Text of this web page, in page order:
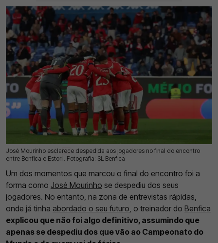
José Mourinho esclarece despedida aos jogadores no final do encontro
entre Benfica e Estoril. Fotografia: SL Benfica
17 Mai 2026 | 12:46 | 0
Um dos momentos que marcou o final do encontro foi a
forma como José Mourinho se despediu dos seus
jogadores. No entanto, na zona de entrevistas rápidas,
onde já tinha abordado o seu futuro, o treinador do Benfica
explicou que não foi algo definitivo, assumindo que
apenas se despediu dos que vão ao Campeonato do